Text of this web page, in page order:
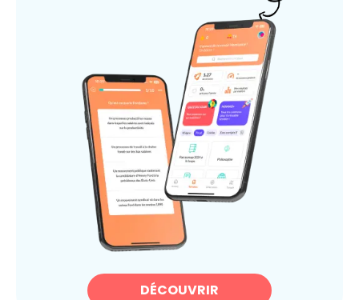
DÉCOUVRIR